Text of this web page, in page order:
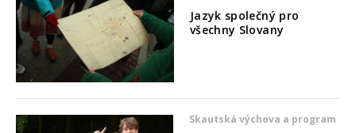
Jazyk společný pro
všechny Slovany
Skautská výchova a program